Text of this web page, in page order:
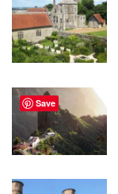
Save